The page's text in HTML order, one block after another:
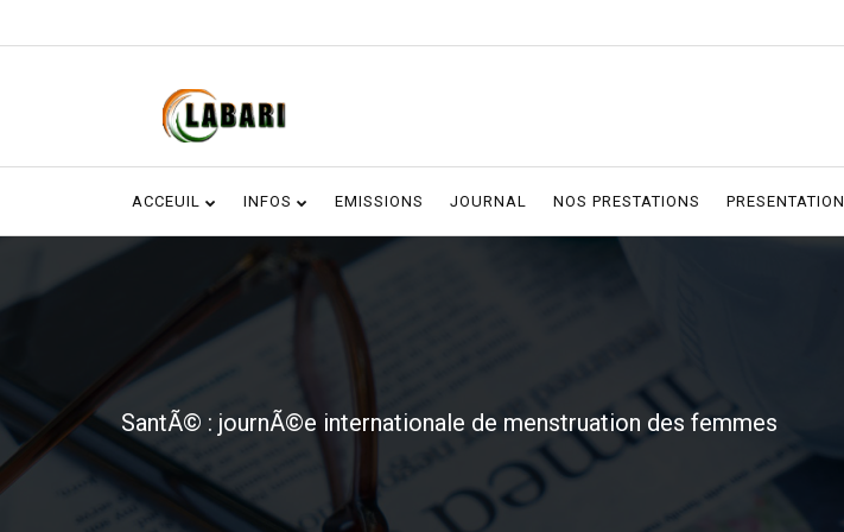
ACCEUIL INFOS EMISSIONS JOURNAL NOS PRESTATIONS PRESENTATION
SantÃ© : journÃ©e internationale de menstruation des femmes